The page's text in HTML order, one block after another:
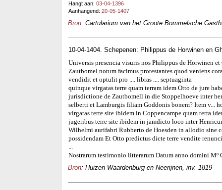
Hangt aan: 03-04-1396
Aanhangend: 20-05-1407
Bron: Cartularium van het Groote Bommelsche
10-04-1404. Schepenen: Philippus de Horwinen en
Universis presencia visuris nos Philippus de Horwinen
Zautbomel notum facimus protestantes quod veniens
vendidit et optulit pro .... libras .... septuaginta
quinque virgatas terre quam terram idem Otto de jure
jurisdictione de Zautbomell in die Stoppelhoeve inter
selberti et Lamburgis filiam Goddonis bonem? Item v...
virgatas terre site ibidem in Coppencampe quam terra
jugeribus terre site ibidem in jamdicto loco inter
Wilhelmi aurifabri Rubberto de Hoesden in allodio sine
possidendam Et Otto predictus dicte terre vendite
...
Nostrarum testimonio litterarum Datum anno domini Mº
Bron: Huizen Waardenburg en Neerijnen, inv. 1819